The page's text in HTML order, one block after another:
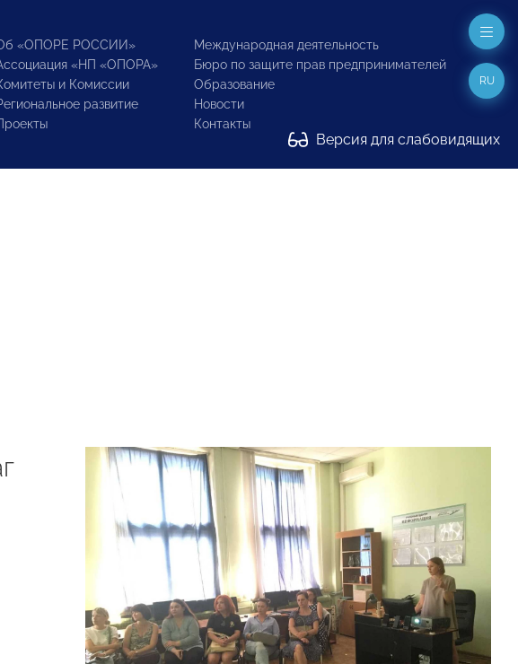
«ОПОРЕ РОССИИ»
«НП «ОПОРА»
и Комиссии
развитие
Международная деятельность
Бюро по защите прав предпринимателей
Образование
Новости
Контакты
Версия для слабовидящих
RU